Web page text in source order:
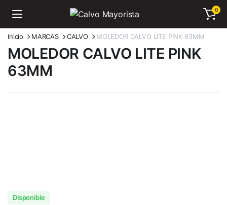
0
Inicio MARCAS CALVO MOLEDOR CALVO LITE PINK 63MM
MOLEDOR CALVO LITE PINK
63MM
Disponible